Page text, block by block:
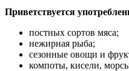
Приветствуется
постных сортов мяса;
нежирная рыба;
сезонные овощи и
компоты, кисели,